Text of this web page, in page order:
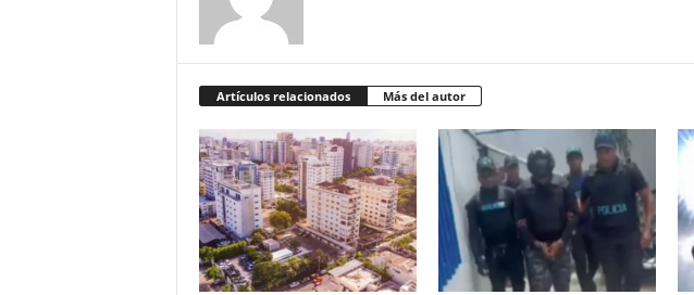
Artículos relacionados Más del autor